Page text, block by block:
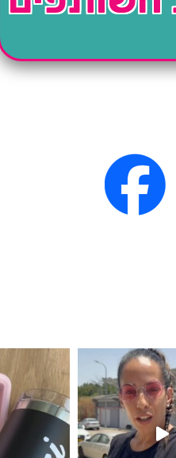
קיימת באתר ובסני
המוצר הכי מבוקש שלנו מטף